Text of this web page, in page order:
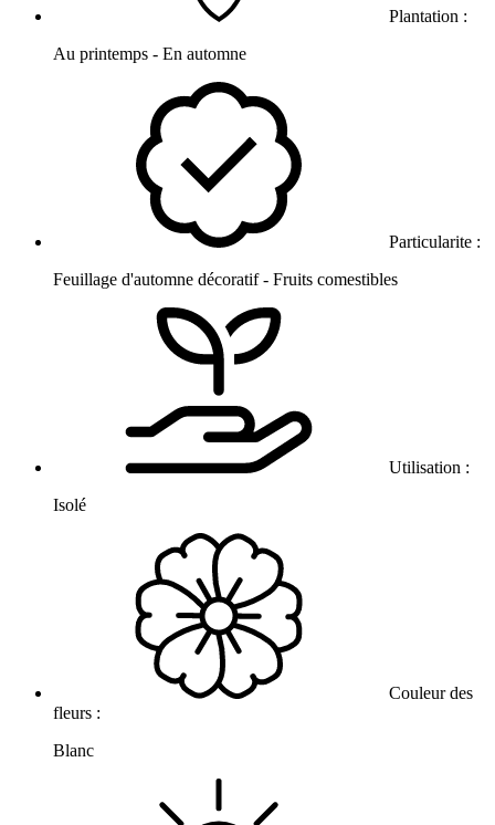
Plantation :
Au printemps - En automne
Particularite :
Feuillage d'automne décoratif - Fruits comestibles
Utilisation :
Isolé
Couleur des
fleurs :
Blanc